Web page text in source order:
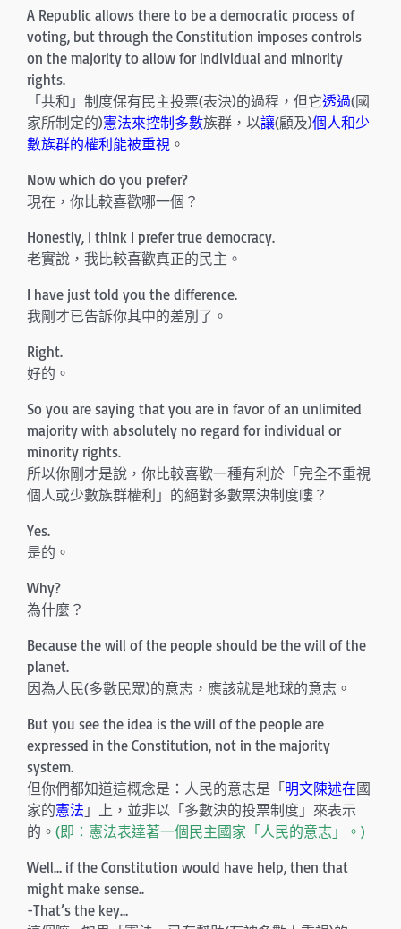
A Republic allows there to be a democratic process of
voting, but through the Constitution imposes controls
on the majority to allow for individual and minority
rights.
「共和」制度保有民主投票(表決)的過程，但它透過(國
家所制定的)憲法來控制多數族群，以讓(顧及)個人和少
數族群的權利能被重視 。
Now which do you prefer?
現在，你比較喜歡哪一個？
Honestly, I think I prefer true democracy.
老實說，我比較喜歡真正的民主。
I have just told you the difference.
我剛才已告訴你其中的差別了。
Right.
好的。
So you are saying that you are in favor of an unlimited
majority with absolutely no regard for individual or
minority rights.
所以你剛才是說，你比較喜歡一種有利於「完全不重視
個人或少數族群權利」的絕對多數票決制度嘍？
Yes.
是的。
Why?
為什麼？
Because the will of the people should be the will of the
planet.
因為人民(多數民眾)的意志，應該就是地球的意志。
But you see the idea is the will of the people are
expressed in the Constitution, not in the majority
system.
但你們都知道這概念是：人民的意志是「明文陳述在國
家的憲法 」上，並非以「多數決的投票制度」來表示
的。 (即：憲法表達著一個民主國家「人民的意志」。)
Well… if the Constitution would have help, then that
might make sense..
-That’s the key…